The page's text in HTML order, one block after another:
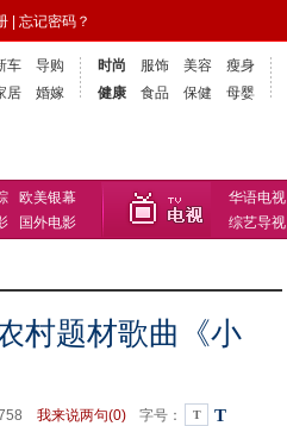
忘记密码？
车
导购
居 婚嫁
时尚 服饰 美容
瘦身
健康
食品 保健 母婴
欧美银幕
国外电影
华语电视
综艺导视
村题材歌曲《小
我来说两句(0) 字号： T T